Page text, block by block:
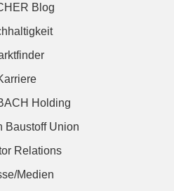
Blog
Holding
Baustoff Union
Relations
Medien